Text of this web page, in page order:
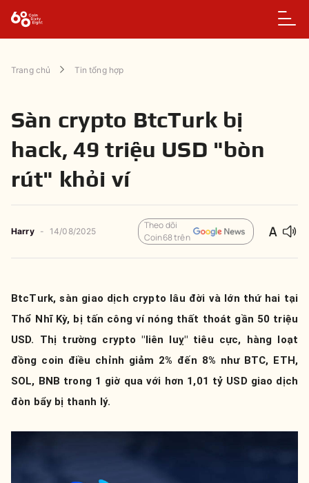
Trang chủ Tin tổng hợp
Sàn crypto BtcTurk bị
hack, 49 triệu USD "bòn
rút" khỏi ví
Harry - 14/08/2025
Theo dõi
Coin68 trên
BtcTurk, sàn giao dịch crypto lâu đời và lớn thứ hai tại
Thổ Nhĩ Kỳ, bị tấn công ví nóng thất thoát gần 50 triệu
USD. Thị trường crypto "liên luỵ" tiêu cực, hàng loạt
đồng coin điều chỉnh giảm 2% đến 8% như BTC, ETH,
SOL, BNB trong 1 giờ qua với hơn 1,01 tỷ USD giao dịch
đòn bẩy bị thanh lý.